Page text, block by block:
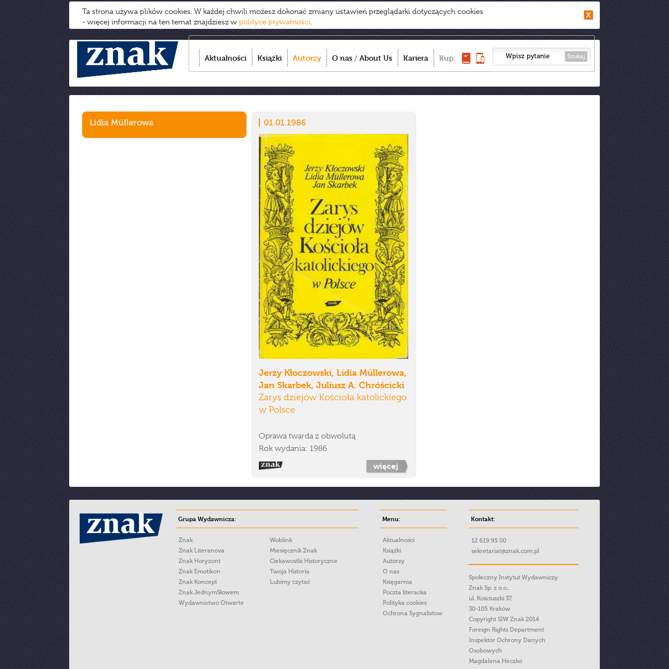
Ta strona używa plików cookies. W każdej chwili możesz dokonać zmiany ustawień przeglądarki dotyczących cookies
- więcej informacji na ten temat znajdziesz w polityce prywatności.
Aktualności Książki Autorzy O nas / About Us Kariera Kup: Szukaj
Lidia Müllerowa 01.01.1986
Jerzy Kłoczowski, Lidia Müllerowa,
Jan Skarbek, Juliusz A. Chróścicki
Zarys dziejów Kościoła katolickiego
w Polsce
Oprawa twarda z obwolutą
Rok wydania: 1986
więcej
Grupa Wydawnicza:
Znak
Znak Literanova
Znak Horyzont
Znak Emotikon
Znak Koncept
Znak JednymSłowem
Wydawnictwo Otwarte
Woblink
Miesięcznik Znak
Ciekawostki Historyczne
Twoja Historia
Lubimy czytać
Menu:
Aktualności
Książki
Autorzy
O nas
Księgarnia
Poczta literacka
Polityka cookies
Ochrona Sygnalistow
Kontakt:
12 619 95 00
sekretariat@znak.com.pl
Społeczny Instytut Wydawniczy
Znak Sp. z o.o.,
ul. Kościuszki 37,
30-105 Kraków
Copyright SIW Znak 2014
Foreign Rights Department
Inspektor Ochrony Danych
Osobowych
Magdalena Heczko